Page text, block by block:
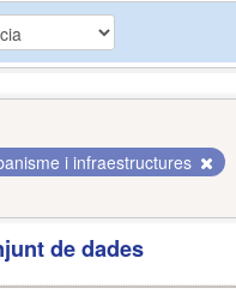
i infraestructures
de dades